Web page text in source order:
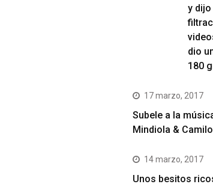
y dijo
dio
180
17 marzo, 2017
Subele a la
Mindiola &
14 marzo, 2017
Unos besitos